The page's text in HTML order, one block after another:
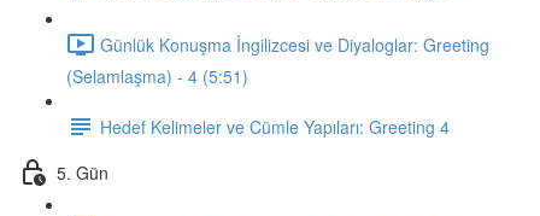
Günlük Konuşma İngilizcesi ve Diyaloglar: Greeting
(Selamlaşma) - 4 (5:51)
Hedef Kelimeler ve Cümle Yapıları: Greeting 4
5. Gün